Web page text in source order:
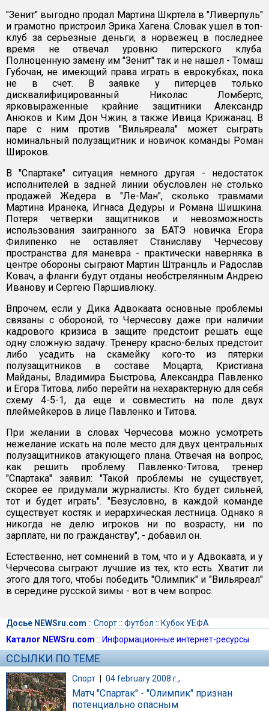
"Зенит" выгодно продал Мартина Шкртела в "Ливерпуль"
и грамотно пристроил Эрика Хагена. Словак ушел в топ-
клуб за серьезные деньги, а норвежец в последнее
время не отвечал уровню питерского клуба.
Полноценную замену им "Зенит" так и не нашел - Томаш
Губочан, не имеющий права играть в еврокубках, пока
не в счет. В заявке у питерцев только
дисквалифицированный Николас Ломбертс,
ярковыраженные крайние защитники Александр
Анюков и Ким Дон Чжин, а также Ивица Крижанац. В
паре с ним против "Вильяреала" может сыграть
номинальный полузащитник и новичок команды Роман
Широков.
В "Спартаке" ситуация немного другая - недостаток
исполнителей в задней линии обусловлен не столько
продажей Жедера в "Ле-Ман", сколько травмами
Мартина Иранека, Игнаса Дедуры и Романа Шишкина.
Потеря четверки защитников и невозможность
использования заигранного за БАТЭ новичка Егора
Филипенко не оставляет Станиславу Черчесову
пространства для маневра - практически наверняка в
центре обороны сыграют Мартин Штранцль и Радослав
Ковач, а фланги будут отданы необстрелянным Андрею
Иванову и Сергею Паршивлюку.
Впрочем, если у Дика Адвокаата основные проблемы
связаны с обороной, то Черчесову даже при наличии
кадрового кризиса в защите предстоит решать еще
одну сложную задачу. Тренеру красно-белых предстоит
либо усадить на скамейку кого-то из пятерки
полузащитников в составе Моцарта, Кристиана
Майданы, Владимира Быстрова, Александра Павленко
и Егора Титова, либо перейти на нехарактерную для себя
схему 4-5-1, да еще и совместить на поле двух
плеймейкеров в лице Павленко и Титова.
При желании в словах Черчесова можно усмотреть
нежелание искать на поле место для двух центральных
полузащитников атакующего плана. Отвечая на вопрос,
как решить проблему Павленко-Титова, тренер
"Спартака" заявил: "Такой проблемы не существует,
скорее ее придумали журналисты. Кто будет сильней,
тот и будет играть". "Безусловно, в каждой команде
существует костяк и иерархическая лестница. Однако я
никогда не делю игроков ни по возрасту, ни по
зарплате, ни по гражданству", - добавил он.
Естественно, нет сомнений в том, что и у Адвокаата, и у
Черчесова сыграют лучшие из тех, кто есть. Хватит ли
этого для того, чтобы победить "Олимпик" и "Вильяреал"
в середине русской зимы - вот в чем вопрос.
Досье NEWSru.com :: Спорт:: Футбол :: Кубок УЕФА
Каталог NEWSru.com :: Информационные интернет-ресурсы
ССЫЛКИ ПО ТЕМЕ
Спорт | 04 february 2008 г.,
Матч "Спартак" - "Олимпик" признан
потенциально опасным